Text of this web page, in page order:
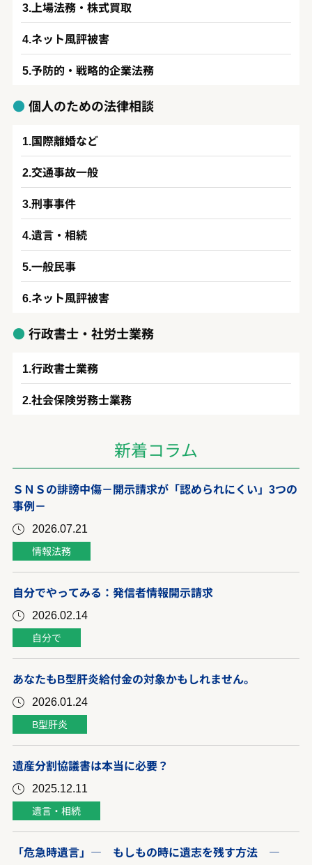
上場法務・株式買取
ネット風評被害
予防的・戦略的企業法務
個人のための法律相談
国際離婚など
交通事故一般
刑事事件
遺言・相続
一般民事
ネット風評被害
行政書士・社労士業務
行政書士業務
社会保険労務士業務
新着コラム
ＳＮＳの誹謗中傷－開示請求が「認められにくい」3つの
事例－
2026.07.21
情報法務
自分でやってみる：発信者情報開示請求
2026.02.14
自分で
あなたもB型肝炎給付金の対象かもしれません。
2026.01.24
B型肝炎
遺産分割協議書は本当に必要？
2025.12.11
遺言・相続
「危急時遺言」― もしもの時に遺志を残す方法 ―